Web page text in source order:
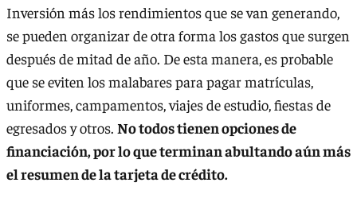
Inversión más los rendimientos que se van generando,
se pueden organizar de otra forma los gastos que surgen
después de mitad de año. De esta manera, es probable
que se eviten los malabares para pagar matrículas,
uniformes, campamentos, viajes de estudio, fiestas de
egresados y otros. No todos tienen opciones de
financiación, por lo que terminan abultando aún más
el resumen de la tarjeta de crédito.